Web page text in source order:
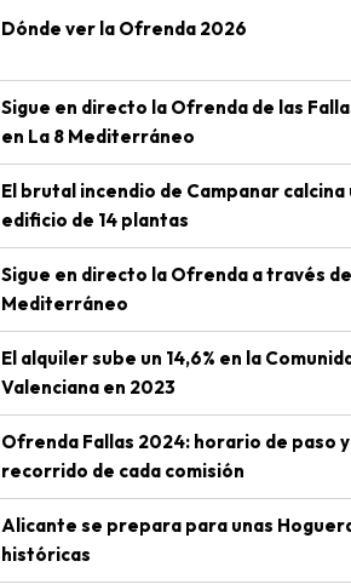
Dónde ver la Ofrenda 2026
Sigue en directo la Ofrenda de las
en La 8 Mediterráneo
El brutal incendio de Campanar calcina
edificio de 14 plantas
Sigue en directo la Ofrenda a través
Mediterráneo
El alquiler sube un 14,6% en la
Valenciana en 2023
Ofrenda Fallas 2024: horario de paso y
recorrido de cada comisión
Alicante se prepara para unas
históricas